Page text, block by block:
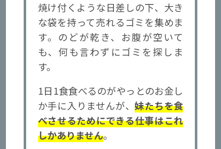
焼け付くような日差しの下、大き
な袋を持って売れるゴミを集めま
す。のどが乾き、お腹が空いて
も、何も言わずにゴミを探しま
す。
1日1食食べるのがやっとのお金し
か手に入りませんが、妹たちを食
べさせるためにできる仕事はこれ
しかありません。